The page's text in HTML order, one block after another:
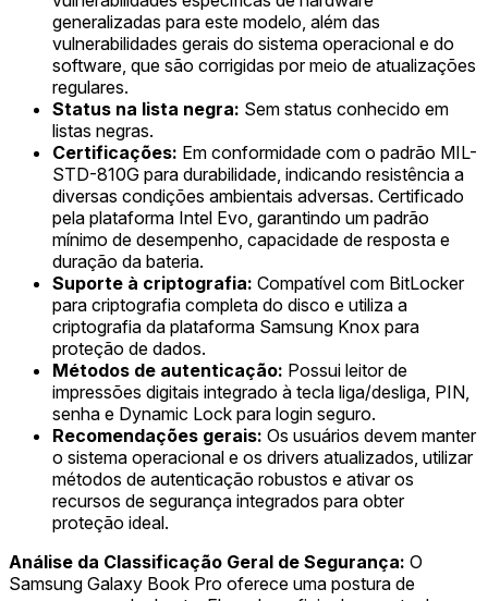
generalizadas para este modelo, além das
vulnerabilidades gerais do sistema operacional e do
software, que são corrigidas por meio de atualizações
regulares.
Status na lista negra: Sem status conhecido em
listas negras.
Certificações: Em conformidade com o padrão MIL-
STD-810G para durabilidade, indicando resistência a
diversas condições ambientais adversas. Certificado
pela plataforma Intel Evo, garantindo um padrão
mínimo de desempenho, capacidade de resposta e
duração da bateria.
Suporte à criptografia: Compatível com BitLocker
para criptografia completa do disco e utiliza a
criptografia da plataforma Samsung Knox para
proteção de dados.
Métodos de autenticação: Possui leitor de
impressões digitais integrado à tecla liga/desliga, PIN,
senha e Dynamic Lock para login seguro.
Recomendações gerais: Os usuários devem manter
o sistema operacional e os drivers atualizados, utilizar
métodos de autenticação robustos e ativar os
recursos de segurança integrados para obter
proteção ideal.
Análise da Classificação Geral de Segurança: O
Samsung Galaxy Book Pro oferece uma postura de